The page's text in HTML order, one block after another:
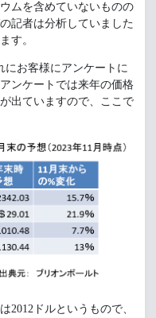
ムを含めていないものの
記者は分析していました
す。
にお客様にアンケートに
ンケートでは来年の価格
出ていますので、ここで
2012ドルというもので、